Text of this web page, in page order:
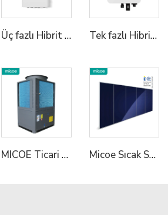
Üç fazlı Hibrit Inverter 2 Tek fazlı Hibrit Inverter 1
MICOE Ticari 50kw Ev Isıtma R290 Buzluk A+++ ERP ile Micoe Sıcak Su Isıtımı İçin Termal Toplayıcı